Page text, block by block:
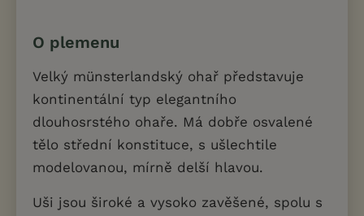
O plemenu
Velký münsterlandský ohař představuje
kontinentální typ elegantního
dlouhosrstého ohaře. Má dobře osvalené
tělo střední konstituce, s ušlechtile
modelovanou, mírně delší hlavou.
Uši jsou široké a vysoko zavěšené, spolu s